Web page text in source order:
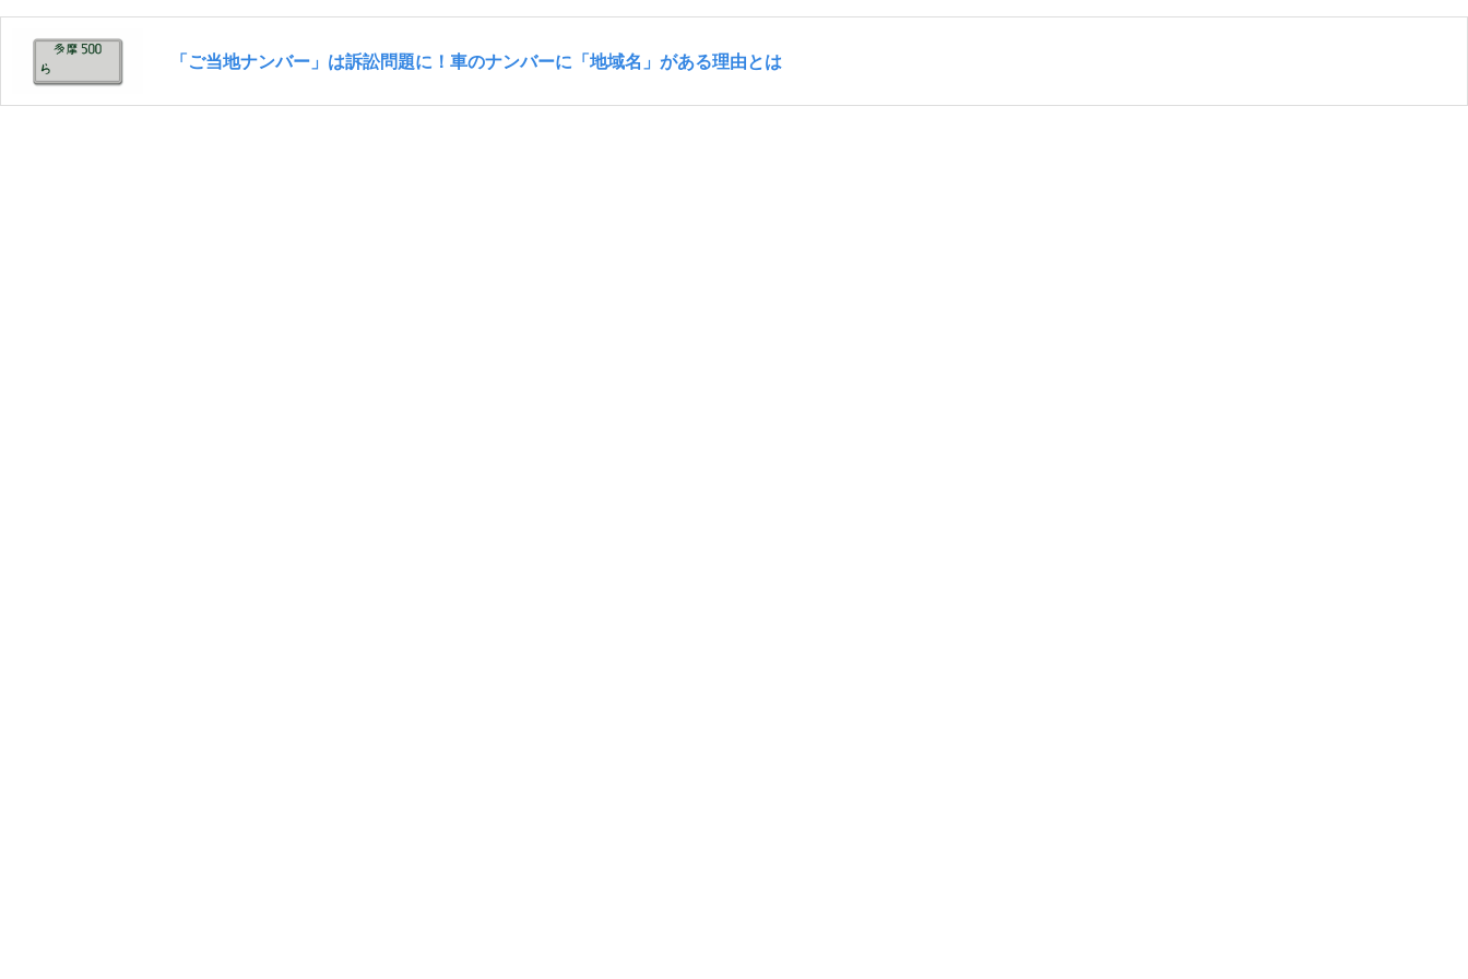
「ご当地ナンバー」は訴訟問題に！車のナンバーに「地域名」がある理由とは